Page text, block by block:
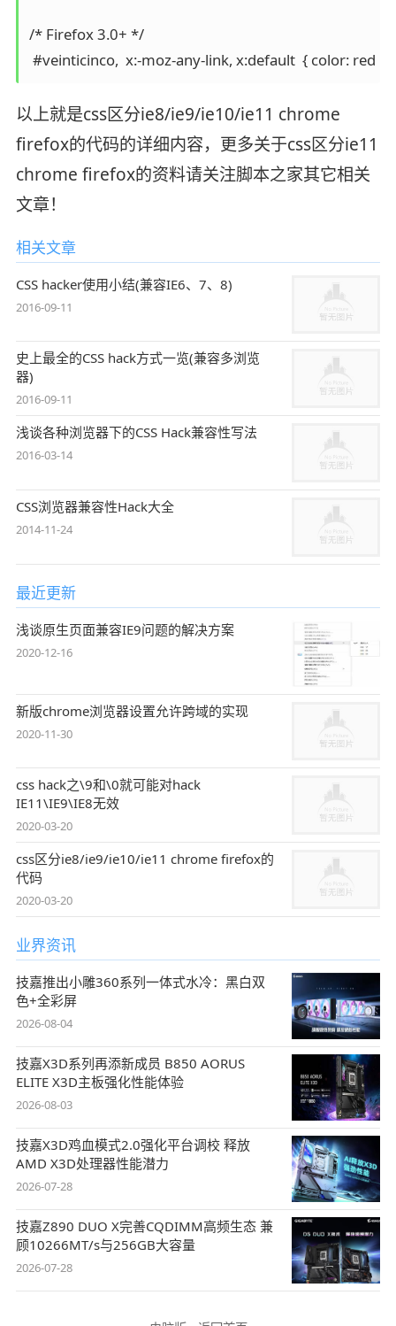
/* Firefox 3.0+ */
以上就是css区分ie8/ie9/ie10/ie11 chrome
firefox的代码的详细内容，更多关于css区分ie11
chrome firefox的资料请关注脚本之家其它相关
文章！
相关文章
CSS hacker使用小结(兼容IE6、7、8)
2016-09-11
史上最全的CSS hack方式一览(兼容多浏览
器)
2016-09-11
浅谈各种浏览器下的CSS Hack兼容性写法
2016-03-14
CSS浏览器兼容性Hack大全
2014-11-24
最近更新
浅谈原生页面兼容IE9问题的解决方案
2020-12-16
新版chrome浏览器设置允许跨域的实现
2020-11-30
css hack之\9和\0就可能对hack
IE11\IE9\IE8无效
2020-03-20
css区分ie8/ie9/ie10/ie11 chrome firefox的
代码
2020-03-20
业界资讯
技嘉推出小雕360系列一体式水冷：黑白双
色+全彩屏
2026-08-04
技嘉X3D系列再添新成员 B850 AORUS
ELITE X3D主板强化性能体验
2026-08-03
技嘉X3D鸡血模式2.0强化平台调校 释放
AMD X3D处理器性能潜力
2026-07-28
技嘉Z890 DUO X完善CQDIMM高频生态 兼
顾10266MT/s与256GB大容量
2026-07-28